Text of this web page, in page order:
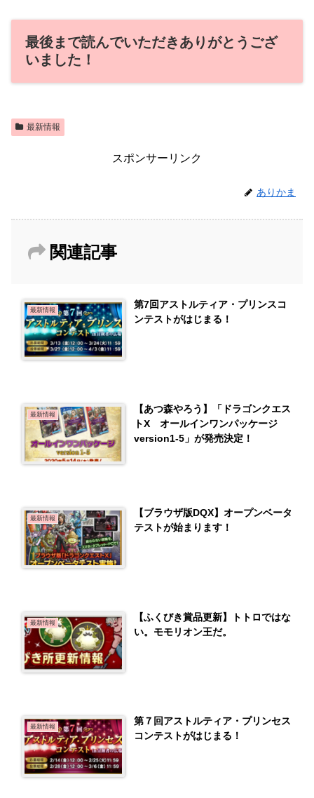
最後まで読んでいただきありがとうござ
いました！
最新情報
スポンサーリンク
ありかま
関連記事
最新情報
第7回アストルティア・プリンスコ
ンテストがはじまる！
最新情報
【あつ森やろう】「ドラゴンクエス
トX オールインワンパッケージ
version1-5」が発売決定！
最新情報
【ブラウザ版DQX】オープンベータ
テストが始まります！
最新情報
【ふくびき賞品更新】トトロではな
い。モモリオン王だ。
最新情報
第７回アストルティア・プリンセス
コンテストがはじまる！